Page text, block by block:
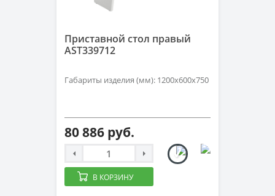
Приставной стол правый
AST339712
Габариты изделия (мм): 1200х600х750
80 886 руб.
В КОРЗИНУ